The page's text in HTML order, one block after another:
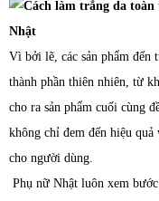
Vì bởi lẽ, các sản phẩm đến
thành phần thiên nhiên, từ
cho ra sản phẩm cuối cùng
không chỉ đem đến hiệu
cho người dùng.
Phụ nữ Nhật luôn xem